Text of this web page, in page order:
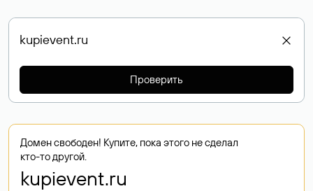
Проверить
Домен свободен! Купите, пока этого не сделал
кто-то другой.
kupievent.ru